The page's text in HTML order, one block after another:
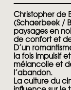
Christopher de
(Schaerbeek /
paysages en
de confort et
D’un
la fois impulsif
mélancolie et
l’abandon.
La culture du